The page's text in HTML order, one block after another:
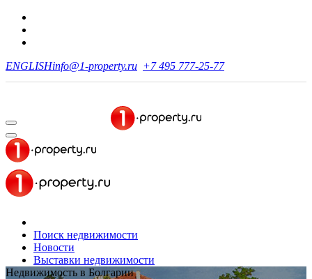
ENGLISHinfo@1-property.ru +7 495 777-25-77
Поиск недвижимости
Новости
Выставки недвижимости
Недвижимость в Болгарии